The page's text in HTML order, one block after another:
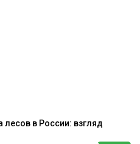
лесов в России: взгляд